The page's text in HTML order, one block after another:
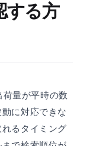
する方
量が平時の数
に対応できな
るタイミング